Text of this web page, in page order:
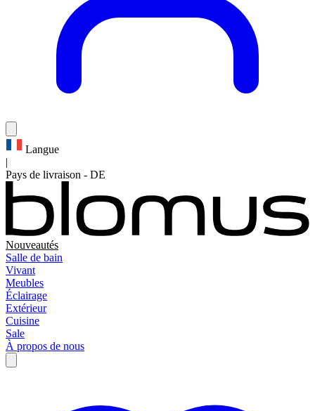
Langue
|
Pays de livraison - DE
Nouveautés
Salle de bain
Vivant
Meubles
Éclairage
Extérieur
Cuisine
Sale
À propos de nous